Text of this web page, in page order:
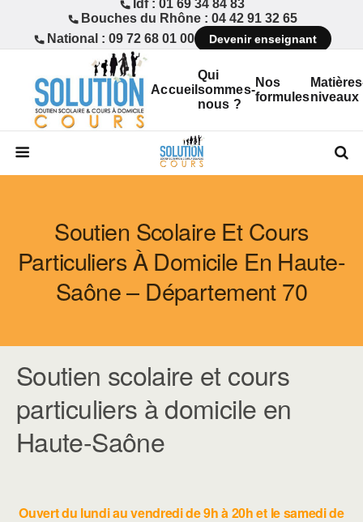
Idf : 01 69 34 84 83
Bouches du Rhône : 04 42 91 32 65
National : 09 72 68 01 00
Devenir enseignant
Accueil
Qui
sommes-
nous ?
Nos
formulesniveaux
Soutien Scolaire Et Cours
Particuliers À Domicile En Haute-
Saône – Département 70
Soutien scolaire et cours
particuliers à domicile en
Haute-Saône
Ouvert du lundi au vendredi de 9h à 20h et le samedi de